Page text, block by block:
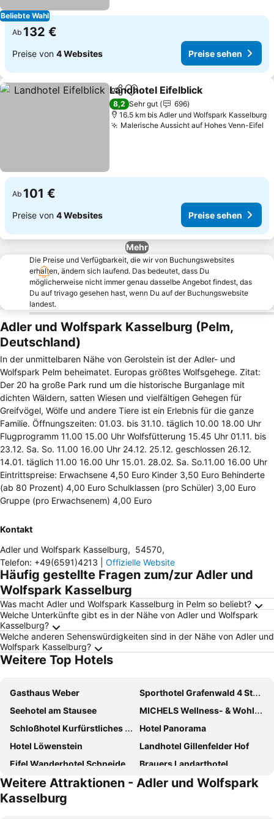
Beliebte Wahl
Ab 132 €
Preise von 4 Websites Preise sehen
TeilenZu Favoriten hinzufügen
Landhotel Eifelblick
8,2 Sehr gut
696
16.5 km bis Adler und Wolfspark Kasselburg
Malerische Aussicht auf Hohes Venn-Eifel
Ab 101 €
Preise von 4 Websites Preise sehen
Mehr
Die Preise und Verfügbarkeit, die wir von Buchungswebsites
erhalten, ändern sich laufend. Das bedeutet, dass Du
möglicherweise nicht immer genau dasselbe Angebot findest, das
Du auf trivago gesehen hast, wenn Du auf der Buchungswebsite
landest.
Adler und Wolfspark Kasselburg (Pelm,
Deutschland)
In der unmittelbaren Nähe von Gerolstein ist der Adler- und
Wolfspark Pelm beheimatet. Europas größtes Wolfsgehege. Zitat:
Der 20 ha große Park rund um die historische Burganlage mit
dichten Wäldern, satten Wiesen und vielfältigen Gehegen für
Greifvögel, Wölfe und andere Tiere ist ein Erlebnis für die ganze
Familie. Öffnungszeiten: 01.03. bis 31.10. täglich 10.00 18.00 Uhr
Flugprogramm 11.00 15.00 Uhr Wolfsfütterung 15.45 Uhr 01.11. bis
23.12. Sa. So. 11.00 16.00 Uhr 24.12. 25.12. geschlossen 26.12.
14.01. täglich 11.00 16.00 Uhr 15.01. 28.02. Sa. So.11.00 16.00 Uhr
Eintrittspreise: Erwachsene 4,50 Euro Kinder 3,50 Euro Behinderte
(ab 80 Prozent) 4,00 Euro Schulklassen (pro Schüler) 3,00 Euro
Gruppe (pro Erwachsenem) 4,00 Euro
Kontakt
Adler und Wolfspark Kasselburg, 54570,
Telefon: +49(6591)4213 Offizielle Website
Häufig gestellte Fragen zum/zur Adler und
Wolfspark Kasselburg
Was macht Adler und Wolfspark Kasselburg in Pelm so beliebt?
Welche Unterkünfte gibt es in der Nähe von Adler und Wolfspark
Kasselburg?
Welche anderen Sehenswürdigkeiten sind in der Nähe von Adler und
Wolfspark Kasselburg?
Weitere Top Hotels
Gasthaus Weber
Sporthotel Grafenwald 4 Sterne Superior
Seehotel am Stausee
MICHELS Wellness- & Wohlfühlhotel
Schloßhotel Kurfürstliches Amtshaus Dauner Burg
Hotel Panorama
Hotel Löwenstein
Landhotel Gillenfelder Hof
Eifel Wanderhotel Schneider am Maar
Brauers Landarthotel
EIFELKrimihotel
Hotel zur Post
Beim Heines
Weitere Attraktionen - Adler und Wolfspark
Kasselburg